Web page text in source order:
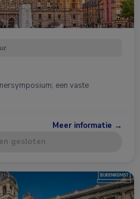
een vaste
Meer informatie →
gesloten